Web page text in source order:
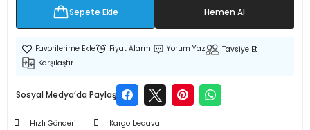
Patlatma) Yedek ParçaSepete Ekle Hemen Al
Fiyat Alarmı Yorum Yaz
Tavsiye Et
Karşılaştır
Sosyal Medya’da Paylaş
Hızlı Gönderi Kargo bedava